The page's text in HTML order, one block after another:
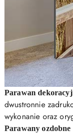
Parawan
dwustronnie
wykonanie oraz
Parawany ozdobne